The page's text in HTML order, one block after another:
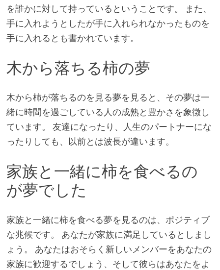
を誰かに対して持っているということです。 また、
手に入れようとしたが手に入れられなかったものを
手に入れるとも書かれています。
木から落ちる柿の夢
木から柿が落ちるのを見る夢を見ると、その夢は一
緒に時間を過ごしている人の成熟と豊かさを象徴し
ています。 友達になったり、人生のパートナーにな
ったりしても、以前とは波長が違います。
家族と一緒に柿を食べるの
が夢でした
家族と一緒に柿を食べる夢を見るのは、ポジティブ
な兆候です。 あなたが家族に満足しているとしまし
ょう。 あなたはおそらく新しいメンバーをあなたの
家族に歓迎するでしょう、そして彼らはあなたをよ